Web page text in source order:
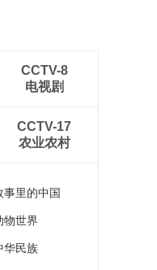
CCTV-8
电视剧
CCTV-17
农业农村
事里的中国
物世界
华民族